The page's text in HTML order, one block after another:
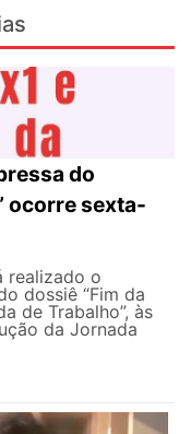
do
ocorre sexta-
realizado o
dossiê “Fim da
de Trabalho”, às
da Jornada